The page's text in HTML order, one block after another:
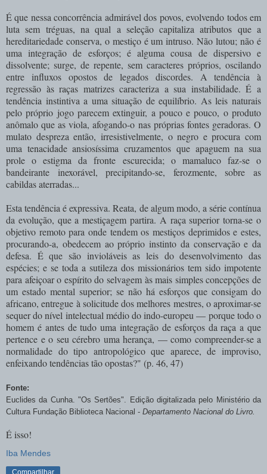
É que nessa concorrência admirável dos povos, evolvendo todos em
luta sem tréguas, na qual a seleção capitaliza atributos que a
hereditariedade conserva, o mestiço é um intruso. Não lutou; não é
uma integração de esforços; é alguma cousa de dispersivo e
dissolvente; surge, de repente, sem caracteres próprios, oscilando
entre influxos opostos de legados discordes. A tendência à
regressão às raças matrizes caracteriza a sua instabilidade. É a
tendência instintiva a uma situação de equilíbrio. As leis naturais
pelo próprio jogo parecem extinguir, a pouco e pouco, o produto
anômalo que as viola, afogando-o nas próprias fontes geradoras. O
mulato despreza então, irresistivelmente, o negro e procura com
uma tenacidade ansiosíssima cruzamentos que apaguem na sua
prole o estigma da fronte escurecida; o mamaluco faz-se o
bandeirante inexorável, precipitando-se, ferozmente, sobre as
cabildas aterradas...
Esta tendência é expressiva. Reata, de algum modo, a série contínua
da evolução, que a mestiçagem partira. A raça superior torna-se o
objetivo remoto para onde tendem os mestiços deprimidos e estes,
procurando-a, obedecem ao próprio instinto da conservação e da
defesa. É que são invioláveis as leis do desenvolvimento das
espécies; e se toda a sutileza dos missionários tem sido impotente
para afeiçoar o espírito do selvagem às mais simples concepções de
um estado mental superior; se não há esforços que consigam do
africano, entregue à solicitude dos melhores mestres, o aproximar-se
sequer do nível intelectual médio do indo-europeu — porque todo o
homem é antes de tudo uma integração de esforços da raça a que
pertence e o seu cérebro uma herança, — como compreender-se a
normalidade do tipo antropológico que aparece, de improviso,
enfeixando tendências tão opostas?" (p. 46, 47)
Fonte:
Euclides da Cunha. "Os Sertões". Edição digitalizada pelo Ministério da
Cultura Fundação Biblioteca Nacional - Departamento Nacional do Livro.
É isso!
Iba Mendes
Compartilhar